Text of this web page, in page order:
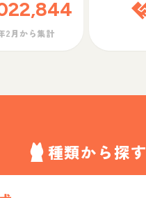
2月から集計
種類から探す